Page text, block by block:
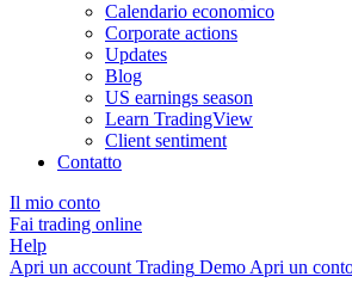
Calendario economico
Corporate actions
Updates
Blog
US earnings season
Learn TradingView
Client sentiment
Contatto
Il mio conto
Fai trading online
Help
Apri un account Trading Demo Apri un